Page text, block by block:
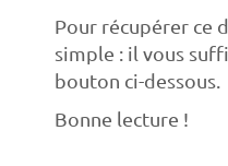
Pour récupérer ce
simple : il vous
bouton ci-dessous.
Bonne lecture !